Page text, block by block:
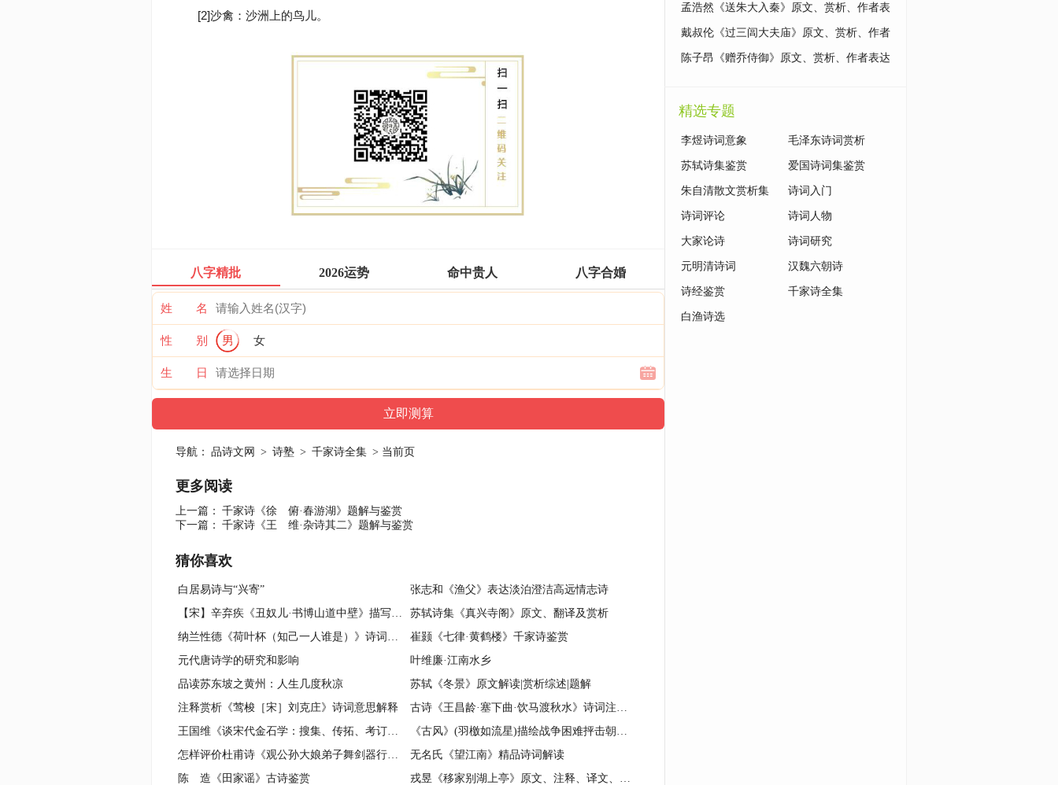
[2]沙禽：沙洲上的鸟儿。
八字精批 2026运势 命中贵人 八字合婚
姓 名
性 别 男 女
生 日
导航： 品诗文网 > 诗塾 > 千家诗全集 > 当前页
更多阅读
上一篇： 千家诗《徐 俯·春游湖》题解与鉴赏
下一篇： 千家诗《王 维·杂诗其二》题解与鉴赏
猜你喜欢
白居易诗与“兴寄”
张志和《渔父》表达淡泊澄洁高远情志诗
【宋】辛弃疾《丑奴儿·书博山道中壁》描写秋天诗词赏析
苏轼诗集《真兴寺阁》原文、翻译及赏析
纳兰性德《荷叶杯（知己一人谁是）》诗词注释与评析
崔颢《七律·黄鹤楼》千家诗鉴赏
元代唐诗学的研究和影响
叶维廉·江南水乡
品读苏东坡之黄州：人生几度秋凉
苏轼《冬景》原文解读|赏析综述|题解
注释赏析《莺梭［宋］刘克庄》诗词意思解释
古诗《王昌龄·塞下曲·饮马渡秋水》诗词注释与赏析
王国维《谈宋代金石学：搜集、传拓、考订及应用》
《古风》(羽檄如流星)描绘战争困难抨击朝廷穷兵黩武
怎样评价杜甫诗《观公孙大娘弟子舞剑器行并序》
无名氏《望江南》精品诗词解读
陈 造《田家谣》古诗鉴赏
戎昱《移家别湖上亭》原文、注释、译文、鉴赏
什么思想情感？
孟浩然《送朱大入秦》原文、赏析、作者表
达什么思想情感？
戴叔伦《过三闾大夫庙》原文、赏析、作者
表达什么思想情感？
陈子昂《赠乔侍御》原文、赏析、作者表达
精选专题
李煜诗词意象 毛泽东诗词赏析
苏轼诗集鉴赏 爱国诗词集鉴赏
朱自清散文赏析集 诗词入门
诗词评论 诗词人物
大家论诗 诗词研究
元明清诗词 汉魏六朝诗
诗经鉴赏 千家诗全集
白渔诗选